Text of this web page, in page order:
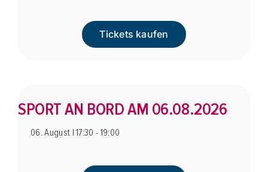
Tickets kaufen
SPORT AN BORD AM 06.08.2026
06. August | 17:30 - 19:00